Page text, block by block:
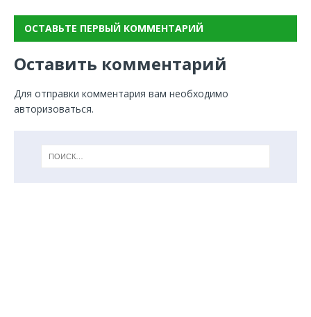
ОСТАВЬТЕ ПЕРВЫЙ КОММЕНТАРИЙ
Оставить комментарий
Для отправки комментария вам необходимо
авторизоваться.